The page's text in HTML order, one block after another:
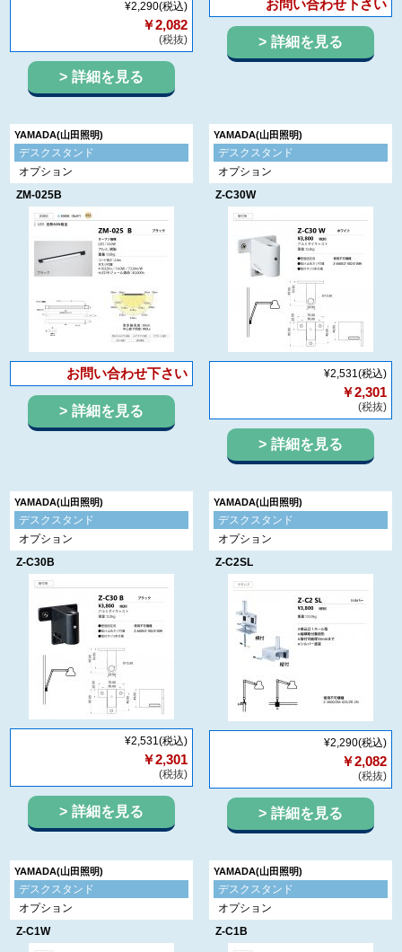
¥2,290(税込)
￥2,082
(税抜)
詳細を見る
お問い合わせ下さい
詳細を見る
YAMADA(山田照明)
デスクスタンド
オプション
ZM-025B
お問い合わせ下さい
詳細を見る
YAMADA(山田照明)
デスクスタンド
オプション
Z-C30W
¥2,531(税込)
￥2,301
(税抜)
詳細を見る
YAMADA(山田照明)
デスクスタンド
オプション
Z-C30B
¥2,531(税込)
￥2,301
(税抜)
詳細を見る
YAMADA(山田照明)
デスクスタンド
オプション
Z-C2SL
¥2,290(税込)
￥2,082
(税抜)
詳細を見る
YAMADA(山田照明)
デスクスタンド
オプション
Z-C1W
YAMADA(山田照明)
デスクスタンド
オプション
Z-C1B